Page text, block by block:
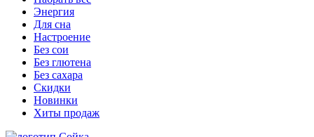
Энергия
Для сна
Настроение
Без сои
Без глютена
Без сахара
Скидки
Новинки
Хиты продаж